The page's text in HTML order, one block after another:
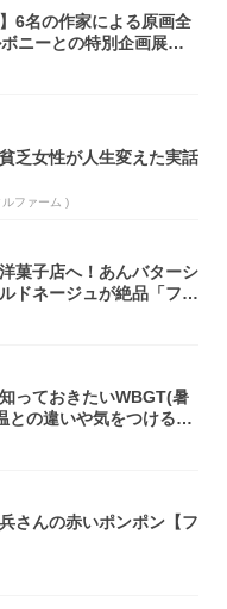
】6名の作家による原画全
ニーとの特別企画展「G
乏女性が人生変えた実話
ファーム )
菓子店へ！あんバターシ
ドネージュが絶品「フー
っておきたいWBGT(暑
との違いや気をつけるべ
さんの赤いポンポン【フ